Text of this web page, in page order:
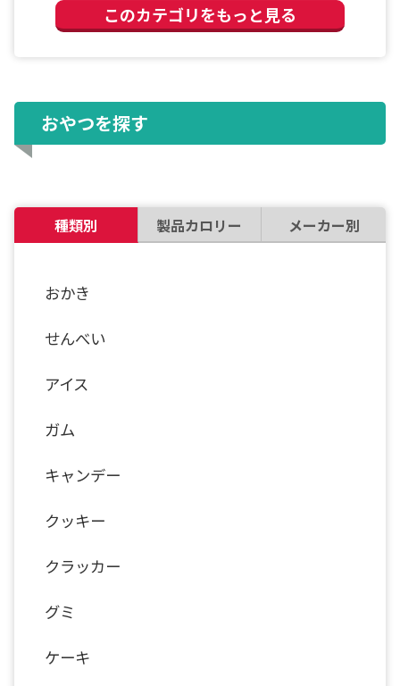
このカテゴリをもっと見る
おやつを探す
種類別 製品カロリー メーカー別
おかき
せんべい
アイス
ガム
キャンデー
クッキー
クラッカー
グミ
ケーキ